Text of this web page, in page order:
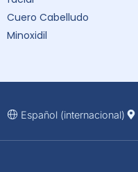
Cuero Cabelludo
Minoxidil
Español (internacional)